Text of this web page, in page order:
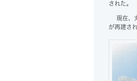
された。
現在、丸
が再建さ